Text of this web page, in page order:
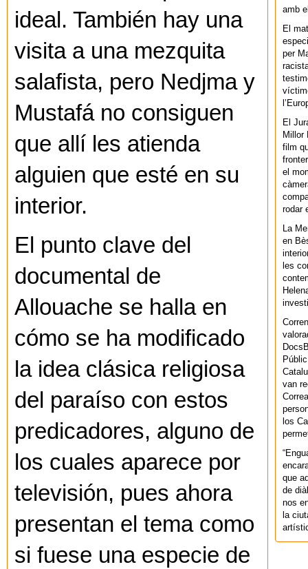
ideal. También hay una
visita a una mezquita
salafista, pero Nedjma y
Mustafá no consiguen
que allí les atienda
alguien que esté en su
interior.
El punto clave del
documental de
Allouache se halla en
cómo se ha modificado
la idea clásica religiosa
del paraíso con estos
predicadores, alguno de
los cuales aparece por
televisión, pues ahora
presentan el tema como
si fuese una especie de
amb
El
per
El
Millor
film
el
rodar
La
en
les
van
los
que
de
nos
la